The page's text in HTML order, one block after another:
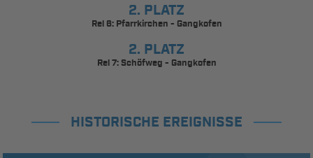
2. PLATZ
Rel 6: Pfarrkirchen - Gangkofen
2. PLATZ
Rel 7: Schöfweg - Gangkofen
HISTORISCHE EREIGNISSE